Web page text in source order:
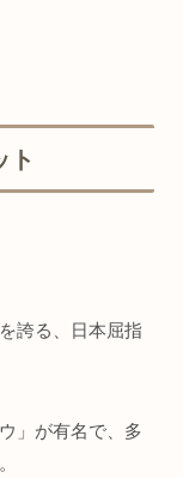
ト
誇る、日本屈指
」が有名で、多